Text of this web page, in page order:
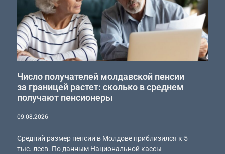
Число получателей молдавской пенсии
за границей растет: сколько в среднем
получают пенсионеры
09.08.2026
Средний размер пенсии в Молдове приблизился к 5
тыс. леев. По данным Национальной кассы